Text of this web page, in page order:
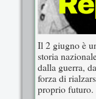
Il 2 giugno è
storia
dalla guerra,
forza di
proprio futuro.